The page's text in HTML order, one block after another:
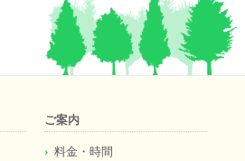
ご案内
料金・時間